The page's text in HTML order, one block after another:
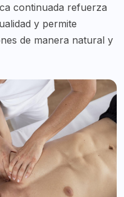
continuada refuerza
y permite
de manera natural y